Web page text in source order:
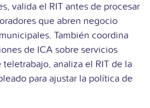
valida el RIT antes de procesar
que abren negocio
También coordina
de ICA sobre servicios
analiza el RIT de la
para ajustar la política de